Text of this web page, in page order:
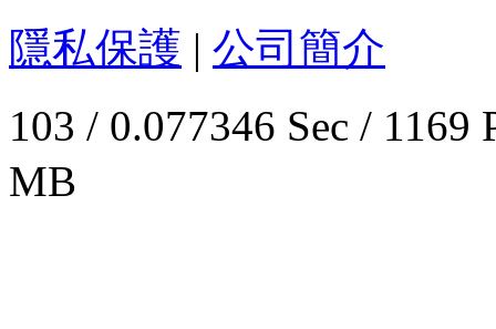
隱私保護 | 公司簡介
103 / 0.077346 Sec /
MB